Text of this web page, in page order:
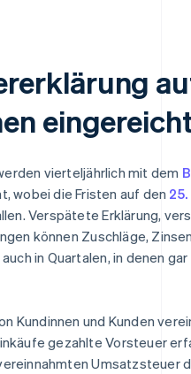
vierteljährlich mit dem
wobei die Fristen auf den
Verspätete Erklärung,
können Zuschläge,
in Quartalen, in denen
Kundinnen und Kunden
gezahlte Vorsteuer
Umsatzsteuer